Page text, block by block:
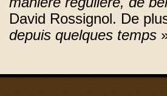
David Rossignol. De
depuis quelques temps